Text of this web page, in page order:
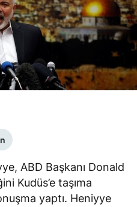
ABD Başkanı Donald
Kudüs’e taşıma
yaptı. Heniyye